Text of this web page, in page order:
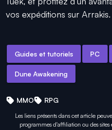
vos expéditions sur Arrakis.
Guides et tutoriels PC
Dune Awakening
MMO RPG
Les liens présents dans cet article
programmes d'affiliation ou des